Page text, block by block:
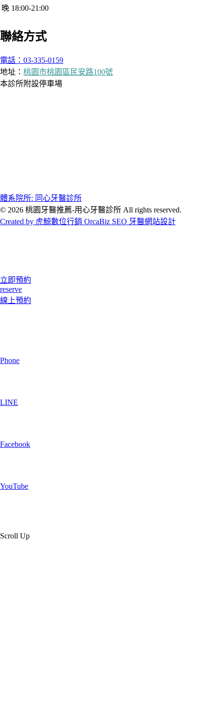
晚 18:00-21:00
聯絡方式
電話：03-335-0159
地址： 桃園市桃園區民安路100號
本診所附設停車場
體系院所: 同心牙醫診所
© 2026 桃園牙醫推薦-用心牙醫診所 All rights reserved.
Created by 虎鯨數位行銷 OrcaBiz SEO 牙醫網站設計
立即預約
reserve
線上預約
Phone
LINE
Facebook
YouTube
Scroll Up